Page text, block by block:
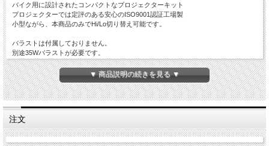
バイク用に設計されたコンパクトなプロジェクターキット
プロジェクターでは定評のある安心のISO9001認証工場製
小型ながら、本商品のみでHi/Lo切り替え可能です。
バラストは付属しておりません。
別途35Wバラストが必要です。
▼ 商品説明の続きを見る ▼
注文